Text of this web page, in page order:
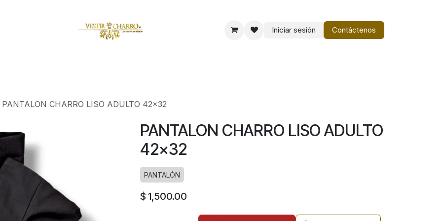
Iniciar sesión Contáctenos
PANTALON CHARRO LISO ADULTO 42x32
PANTALON CHARRO LISO ADULTO
42x32
PANTALÓN
$ 1,500.00